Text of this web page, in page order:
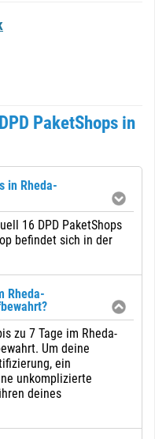
PaketShops in
in Rheda-
16 DPD PaketShops
befindet sich in der
Rheda-
zu 7 Tage im Rheda-
Um deine
ein
unkomplizierte
deines